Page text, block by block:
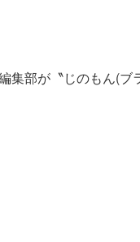
部が〝じのもん(ブ